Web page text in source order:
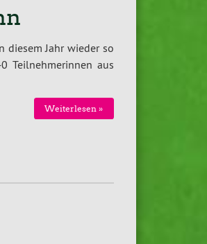
diesem Jahr wieder so
Teilnehmerinnen aus
Weiterlesen »